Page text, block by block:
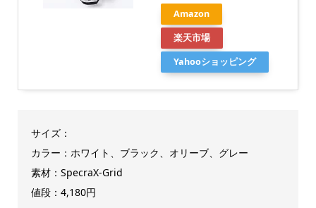
Amazon
楽天市場
Yahooショッピング
サイズ：
カラー：ホワイト、ブラック、オリーブ、グレー
素材：SpecraX-Grid
値段：4,180円